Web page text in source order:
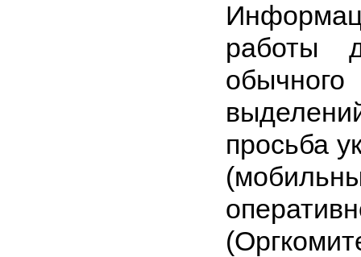
работы
просьба